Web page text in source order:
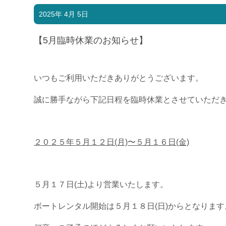
2025年 4月 5日
【5月臨時休業のお知らせ】
いつもご利用いただきありがとうございます。
誠に勝手ながら下記日程を臨時休業とさせていただき
２０２５年５月１２日(月)〜５月１６日(金)
５月１７日(土)より営業いたします。
ボートレンタル開始は５月１８日(日)からとなります